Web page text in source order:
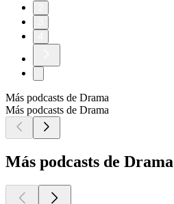
Más podcasts de Drama
Más podcasts de Drama
Más podcasts de Drama